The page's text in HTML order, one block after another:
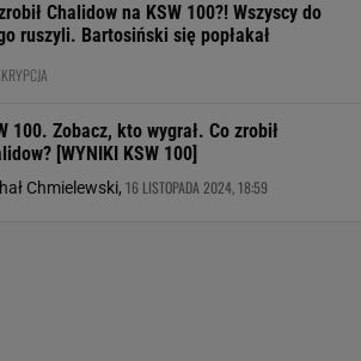
Chalidow na KSW 100?! Wszyscy do
ruszyli. Bartosiński się popłakał
100. Zobacz, kto wygrał. Co zrobił
[WYNIKI KSW 100]
Chmielewski, 16 LISTOPADA 2024, 18:59